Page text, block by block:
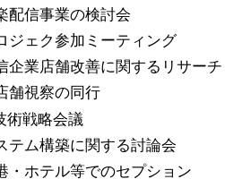
配信事業の検討会
ジェク参加ミーティング
企業店舗改善に関するリサーチ
舗視察の同行
術戦略会議
テム構築に関する討論会
・ホテル等でのセプション